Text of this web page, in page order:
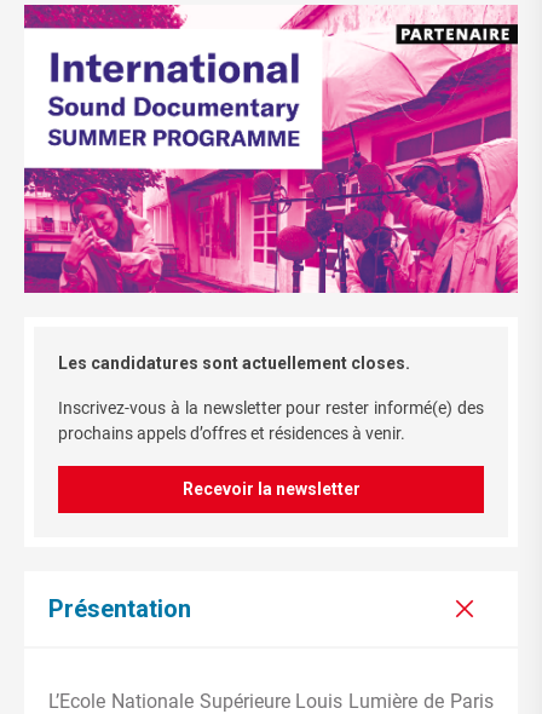
Les candidatures sont actuellement closes.
Inscrivez-vous à la newsletter pour rester informé(e) des
prochains appels d’offres et résidences à venir.
Recevoir la newsletter
Présentation
L’Ecole Nationale Supérieure Louis Lumière de Paris